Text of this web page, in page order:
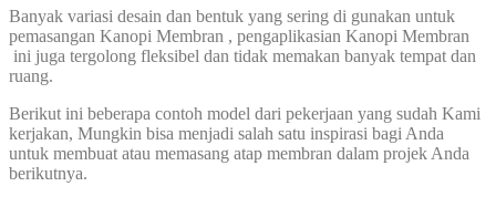
Banyak variasi desain dan bentuk yang sering di gunakan untuk
pemasangan Kanopi Membran , pengaplikasian Kanopi Membran
ini juga tergolong fleksibel dan tidak memakan banyak tempat dan
ruang.
Berikut ini beberapa contoh model dari pekerjaan yang sudah Kami
kerjakan, Mungkin bisa menjadi salah satu inspirasi bagi Anda
untuk membuat atau memasang atap membran dalam projek Anda
berikutnya.